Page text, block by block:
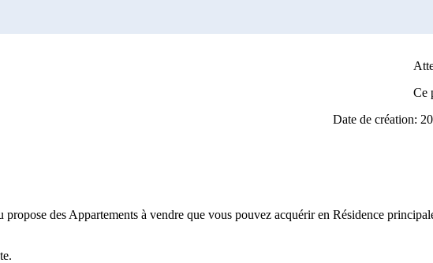
Ce
Date de création:
des Appartements à vendre que vous pouvez acquérir en Résidence